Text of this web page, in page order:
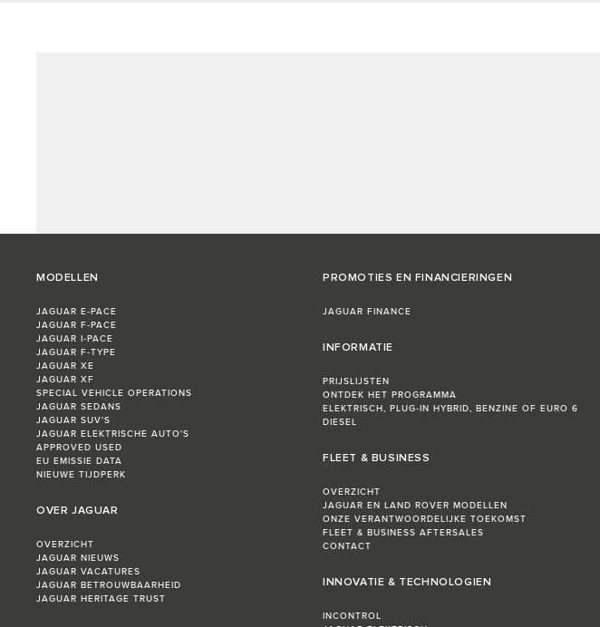
MODELLEN
JAGUAR E‑PACE
JAGUAR F‑PACE
JAGUAR I‑PACE
JAGUAR F‑TYPE
JAGUAR XE
JAGUAR XF
SPECIAL VEHICLE OPERATIONS
JAGUAR SEDANS
JAGUAR SUV'S
JAGUAR ELEKTRISCHE AUTO'S
APPROVED USED
EU EMISSIE DATA
NIEUWE TIJDPERK
OVER JAGUAR
OVERZICHT
JAGUAR NIEUWS
JAGUAR VACATURES
JAGUAR BETROUWBAARHEID
JAGUAR HERITAGE TRUST
PROMOTIES EN FINANCIERINGEN
JAGUAR FINANCE
INFORMATIE
PRIJSLIJSTEN
ONTDEK HET PROGRAMMA
ELEKTRISCH, PLUG-IN HYBRID, BENZINE OF EURO 6
DIESEL
FLEET & BUSINESS
OVERZICHT
JAGUAR EN LAND ROVER MODELLEN
ONZE VERANTWOORDELIJKE TOEKOMST
FLEET & BUSINESS AFTERSALES
CONTACT
INNOVATIE & TECHNOLOGIEN
INCONTROL